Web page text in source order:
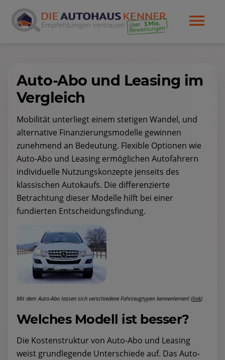
Auto-Abo und Leasing im
Vergleich
Mobilität unterliegt einem stetigen Wandel, und
alternative Finanzierungsmodelle gewinnen
zunehmend an Bedeutung. Flexible Optionen wie
Auto-Abo und Leasing ermöglichen Autofahrern
individuelle Nutzungskonzepte jenseits des
klassischen Autokaufs. Die differenzierte
Betrachtung dieser Modelle hilft bei einer
fundierten Entscheidungsfindung.
Mit dem Auto-Abo lassen sich verschiedene Fahrzeugtypen kennenlernen! (link)
Welches Modell ist besser?
Die Kostenstruktur von Auto-Abo und Leasing
weist grundlegende Unterschiede auf. Das Auto-